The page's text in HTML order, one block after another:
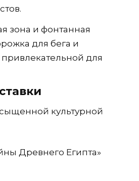
зона и фонтанная
для бега и
для
культурной
Древнего Египта»